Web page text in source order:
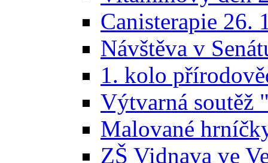
Canisterapie 26.
Návštěva v
1. kolo
Výtvarná soutěž
Malované
ZŠ Vidnava ve